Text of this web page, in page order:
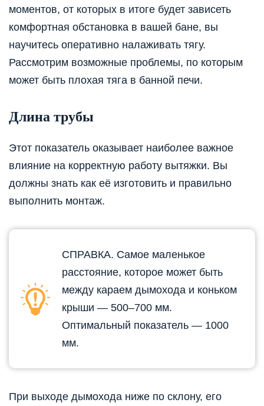
моментов, от которых в итоге будет зависеть
комфортная обстановка в вашей бане, вы
научитесь оперативно налаживать тягу.
Рассмотрим возможные проблемы, по которым
может быть плохая тяга в банной печи.
Длина трубы
Этот показатель оказывает наиболее важное
влияние на корректную работу вытяжки. Вы
должны знать как её изготовить и правильно
выполнить монтаж.
СПРАВКА. Самое маленькое
расстояние, которое может быть
между караем дымохода и коньком
крыши — 500–700 мм.
Оптимальный показатель — 1000
мм.
При выходе дымохода ниже по склону, его